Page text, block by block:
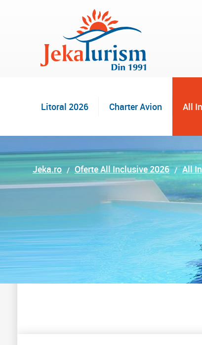
Litoral 2026 Charter Avion All
Jeka.ro Oferte All Inclusive 2026 All